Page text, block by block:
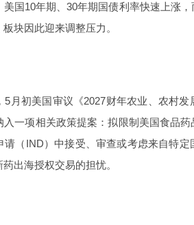
国10年期、30年期国债利率快速上涨
块因此迎来调整压力。
5月初美国审议《2027财年农业、农村
一项相关政策提案：拟限制美国食品
请（IND）中接受、审查或考虑来自特
出海授权交易的担忧。